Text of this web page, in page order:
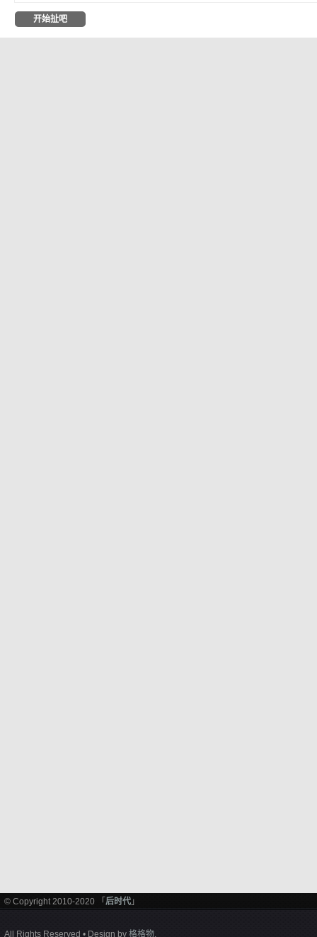
© Copyright 2010-2020 「 后时代 」
All Rights Reserved • Design by 格格物.